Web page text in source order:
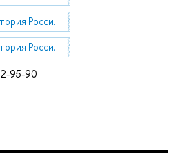
95-90
03.23.31 История России нового времени (XVII в. - XIX в)
03.23.55 История России новейшего времени (с XX в.)